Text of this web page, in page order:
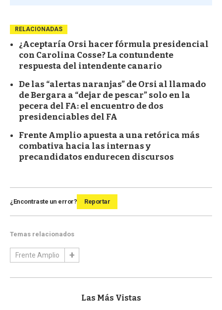
RELACIONADAS
¿Aceptaría Orsi hacer fórmula presidencial
con Carolina Cosse? La contundente
respuesta del intendente canario
De las “alertas naranjas” de Orsi al llamado
de Bergara a “dejar de pescar” solo en la
pecera del FA: el encuentro de dos
presidenciables del FA
Frente Amplio apuesta a una retórica más
combativa hacia las internas y
precandidatos endurecen discursos
¿Encontraste un error? Reportar
Temas relacionados
Frente Amplio
Las Más Vistas